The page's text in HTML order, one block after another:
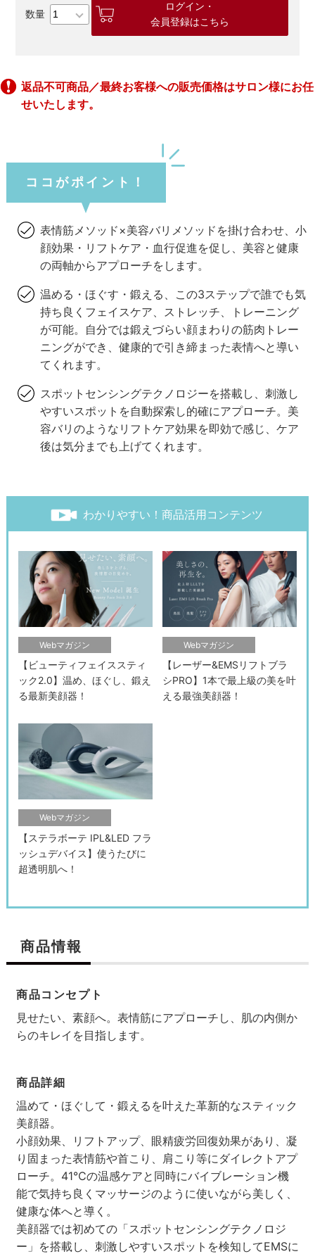
ログイン・
会員登録はこちら
返品不可商品／最終お客様への販売価格はサロン様にお任
せいたします。
ココがポイント！
表情筋メソッド×美容バリメソッドを掛け合わせ、小
顔効果・リフトケア・血行促進を促し、美容と健康
の両軸からアプローチをします。
温める・ほぐす・鍛える、この3ステップで誰でも気
持ち良くフェイスケア、ストレッチ、トレーニング
が可能。自分では鍛えづらい顔まわりの筋肉トレー
ニングができ、健康的で引き締まった表情へと導い
てくれます。
スポットセンシングテクノロジーを搭載し、刺激し
やすいスポットを自動探索し的確にアプローチ。美
容バリのようなリフトケア効果を即効で感じ、ケア
後は気分までも上げてくれます。
わかりやすい！商品活用コンテンツ
Webマガジン
【ビューティフェイススティ
ック2.0】温め、ほぐし、鍛え
る最新美顔器！
Webマガジン
【レーザー&EMSリフトブラ
シPRO】1本で最上級の美を叶
える最強美顔器！
Webマガジン
【ステラボーテ IPL&LED フラ
ッシュデバイス】使うたびに
超透明肌へ！
商品情報
商品コンセプト
見せたい、素顔へ。表情筋にアプローチし、肌の内側か
らのキレイを目指します。
商品詳細
温めて・ほぐして・鍛えるを叶えた革新的なスティック
美顔器。
小顔効果、リフトアップ、眼精疲労回復効果があり、凝
り固まった表情筋や首こり、肩こり等にダイレクトアプ
ローチ。41℃の温感ケアと同時にバイブレーション機
能で気持ち良くマッサージのように使いながら美しく、
健康な体へと導く。
美顔器では初めての「スポットセンシングテクノロジ
ー」を搭載し、刺激しやすいスポットを検知してEMSに